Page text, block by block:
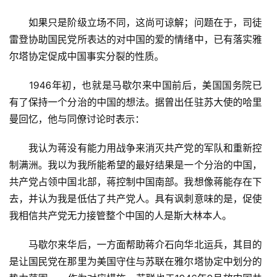
如果只是阶级立场不同，这尚可谅解；问题在于，司徒
雷登协助国民党所表达的对中国的爱的情绪中，已有落实雅
尔塔协定促成中国事实分裂的性质。
1946年初，也就是马歇尔来中国前后，美国国务院已
有了保持一个分治的中国的想法。据曾出任驻苏大使的哈里
曼回忆，他与同僚讨论时表示：
我认为蒋没有能力用战争来消灭共产党的军队和重新控
制满洲。我以为我所能希望的最好结果是一个分治的中国，
共产党占领中国北部，蒋控制中国南部。我想像蒋能存在下
去，并认为我是低估了共产党人。具有讽刺意味的是，促使
我相信共产党无力接管整个中国的人是斯大林本人。
马歇尔来华后，一方面帮助蒋介石向华北运兵，其目的
是让国民党在那里为美国守住与苏联在雅尔塔协定中划分的